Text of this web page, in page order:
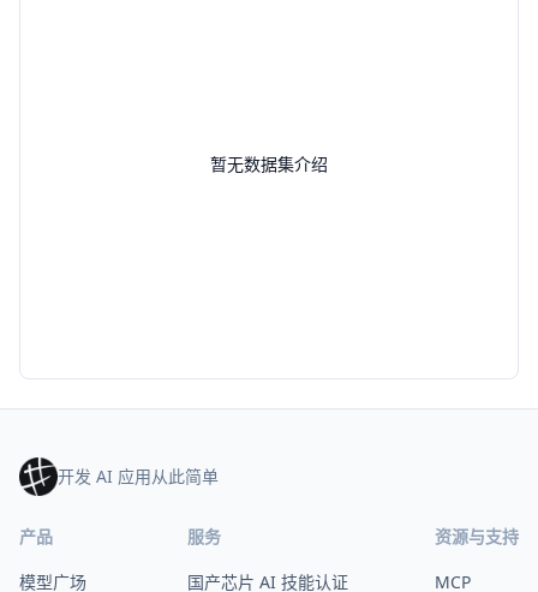
暂无数据集介绍
开发 AI 应用从此简单
产品
模型广场
服务
国产芯片 AI 技能认证
资源与支持
MCP